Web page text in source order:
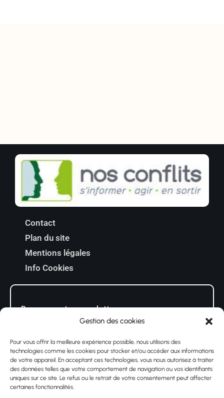
Gestion des cookies
Pour vous offrir la meilleure expérience possible, nous utilisons des
technologies comme les cookies pour stocker et/ou accéder aux informations
de votre appareil. En acceptant ces technologies, vous nous autorisez à traiter
des données telles que votre comportement de navigation ou vos identifiants
uniques sur ce site. Le refus ou le retrait de votre consentement peut affecter
certaines fonctionnalités.
Contact
Plan du site
Mentions légales
Info Cookies
Recevez notre newsletter
En cochant cette case, j’accepte que mon
adresse soit utilisée conformément au RGPD